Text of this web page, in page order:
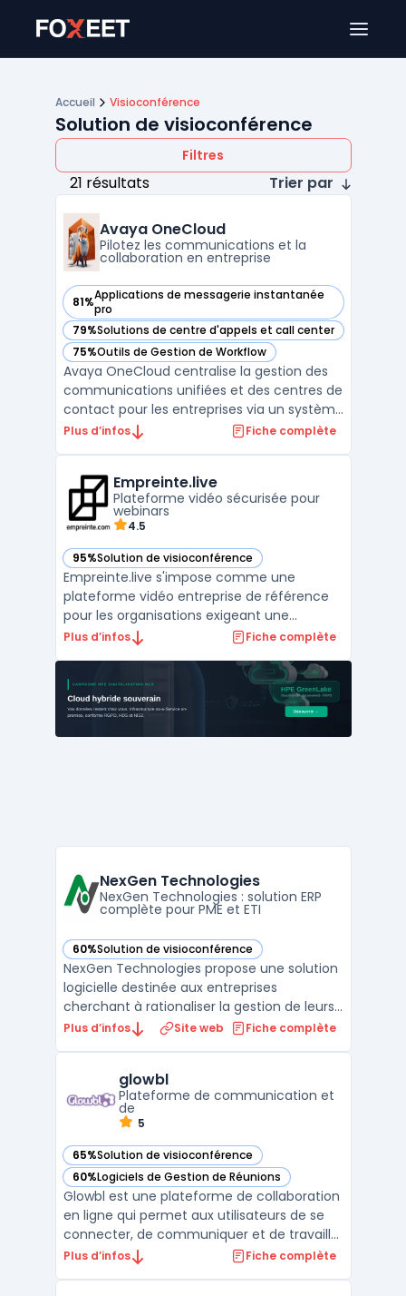
Accueil Visioconférence
Solution de visioconférence
Filtres
21 résultats Trier par
Avaya OneCloud
Pilotez les communications et la
collaboration en entreprise
81%Applications de messagerie instantanée
pro
— voir Avaya OneCloud dans cette catégorie
79%Solutions de centre d'appels et call center
— voir Avaya OneCloud dans cette catégorie
75%Outils de Gestion de Workflow
— voir Avaya OneCloud dans cette catégorie
Avaya OneCloud centralise la gestion des
communications unifiées et des centres de
contact pour les entreprises via un système
d’abonnement. Les organisations disposent
coûts. Ce service permet de déployer des
outil ...
Plus d’infos Fiche complète
Empreinte.live
Plateforme vidéo sécurisée pour
webinars
4.5
95%Solution de visioconférence
— voir Empreinte.live dans cette catégorie
Empreinte.live s'impose comme une
plateforme vidéo entreprise de référence
pour les organisations exigeant une
sécurité absolue. Cette solution française
cycle de vie des contenus médias, de la
captation à la diffusion. Grâce à son
infrastructure robuste, ell ...
Plus d’infos Fiche complète
NexGen Technologies
NexGen Technologies : solution ERP
complète pour PME et ETI
60%Solution de visioconférence
— voir NexGen Technologies dans cette catégorie
NexGen Technologies propose une solution
logicielle destinée aux entreprises
cherchant à rationaliser la gestion de leurs
processus internes. Le logiciel répond à la
l’automatisation des processus métiers et à
la nécessité de disposer d’ou ...
Plus d’infos Site web Fiche complète
glowbl
Plateforme de communication et
de
5
65%Solution de visioconférence
— voir glowbl dans cette catégorie
60%Logiciels de Gestion de Réunions
— voir glowbl dans cette catégorie
Glowbl est une plateforme de collaboration
en ligne qui permet aux utilisateurs de se
connecter, de communiquer et de travailler
ensemble en temps réel, peu importe où ils
Plus d’infos Fiche complète